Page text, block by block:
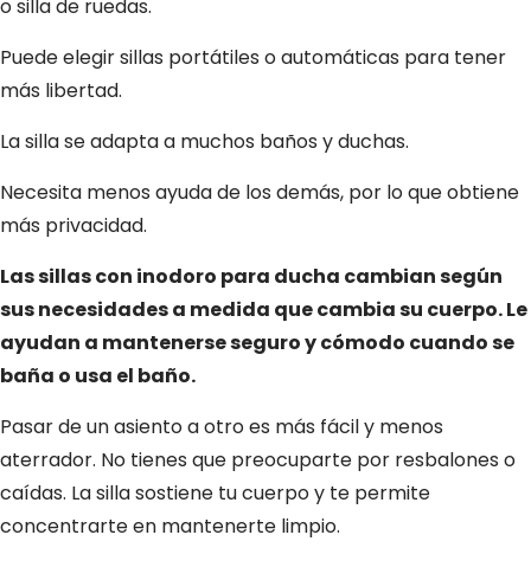
o silla de ruedas.
Puede elegir sillas portátiles o automáticas para tener
más libertad.
La silla se adapta a muchos baños y duchas.
Necesita menos ayuda de los demás, por lo que obtiene
más privacidad.
Las sillas con inodoro para ducha cambian según
sus necesidades a medida que cambia su cuerpo. Le
ayudan a mantenerse seguro y cómodo cuando se
baña o usa el baño.
Pasar de un asiento a otro es más fácil y menos
aterrador. No tienes que preocuparte por resbalones o
caídas. La silla sostiene tu cuerpo y te permite
concentrarte en mantenerte limpio.